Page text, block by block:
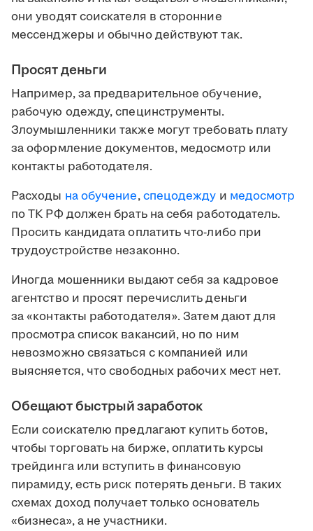
они уводят соискателя в сторонние
мессенджеры и обычно действуют так.
Просят деньги
Например, за предварительное обучение,
рабочую одежду, специнструменты.
Злоумышленники также могут требовать плату
за оформление документов, медосмотр или
контакты работодателя.
Расходы на обучение,спецодежду и медосмотр
по ТК РФ должен брать на себя работодатель.
Просить кандидата оплатить что-либо при
трудоустройстве незаконно.
Иногда мошенники выдают себя за кадровое
агентство и просят перечислить деньги
за «контакты работодателя». Затем дают для
просмотра список вакансий, но по ним
невозможно связаться с компанией или
выясняется, что свободных рабочих мест нет.
Обещают быстрый заработок
Если соискателю предлагают купить ботов,
чтобы торговать на бирже, оплатить курсы
трейдинга или вступить в финансовую
пирамиду, есть риск потерять деньги. В таких
схемах доход получает только основатель
«бизнеса», а не участники.